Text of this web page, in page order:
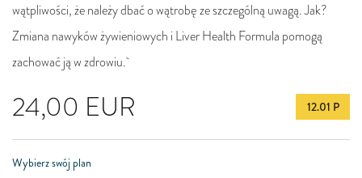
24,00 EUR 12.01 P
wątpliwości, że należy dbać o wątrobę ze szczególną uwagą. Jak?
Zmiana nawyków żywieniowych i Liver Health Formula pomogą
zachować ją w zdrowiu.
Wybierz swój plan